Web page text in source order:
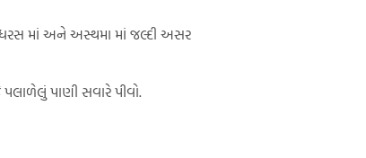
માં અને અસ્થમા માં જલ્દી અસર
પાણી સવારે પીવો.